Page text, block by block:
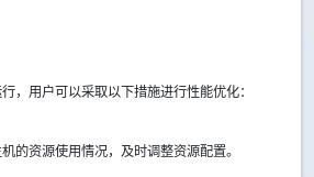
，用户可以采取以下措施进行性能优化：
的资源使用情况，及时调整资源配置。